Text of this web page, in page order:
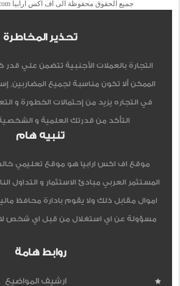
جميع الحقوق محفوظة الى اف اكس ارابيا www.fx-arabia.com
تحذير المخاطرة
التجارة بالعملات الأجنبية تتضمن علي
الممكن ألا تكون مناسبة لجميع المضاربين,
في التجاره يزيد من إحتمالات الخطورة و
التأكد من قدرتك العلمية و
تنبيه هام
موقع اف اكس ارابيا هو موقع تعليمي
المستثمر العربي مبادئ الاستثمار و التداول
اموال مقابل ذلك ولا يقوم بادارة محافظ
مسؤولة عن اي استغلال من قبل اي شخص
روابط هامة
ارشيف المواضيع